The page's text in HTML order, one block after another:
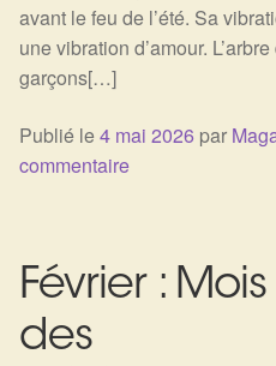
Arts Divinatoires : Percez
Magie: Le Savoir des
Les pierres en détail
Test — Quelle Gardienne ?
avant le feu de l’été. Sa
une vibration d’amour.
garçons[…]
Publié le4 mai 2026 par
commentaire
Février : Mois
des